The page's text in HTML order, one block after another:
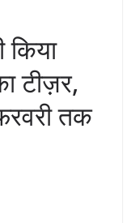
किया
टीज़र,
तक